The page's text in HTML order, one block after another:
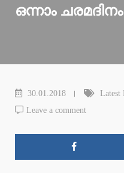
ഒന്നാം
30.01.2018 Latest
Leave a comment